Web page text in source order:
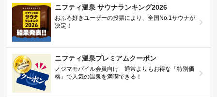
ニフティ温泉 サウナランキング2026
おふろ好きユーザーの投票により、全国No.1サウナが
決定！
ニフティ温泉プレミアムクーポン
ノジマモバイル会員向け 通常よりもお得な「特別価
格」で人気の温泉を満喫できる！